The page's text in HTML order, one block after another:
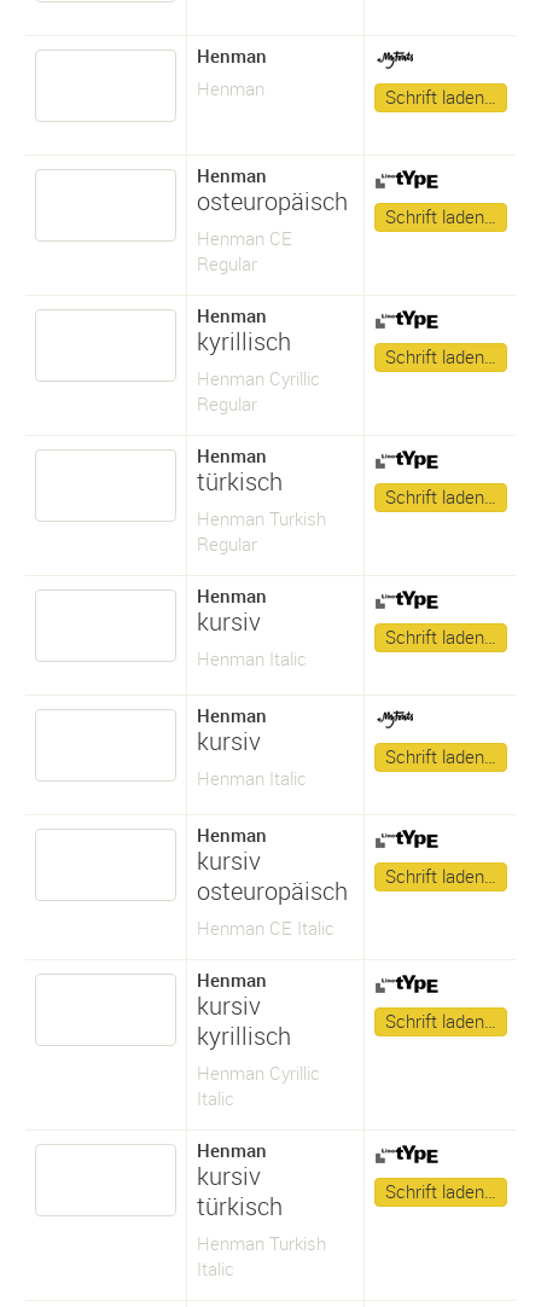
Henman
Henman
Schrift laden…
Henman
osteuropäisch
Henman CE
Regular
Schrift laden…
Henman
kyrillisch
Henman Cyrillic
Regular
Schrift laden…
Henman
türkisch
Henman Turkish
Regular
Schrift laden…
Henman
kursiv
Henman Italic
Schrift laden…
Henman
kursiv
Henman Italic
Schrift laden…
Henman
kursiv
osteuropäisch
Henman CE Italic
Schrift laden…
Henman
kursiv
kyrillisch
Henman Cyrillic
Italic
Schrift laden…
Henman
kursiv
türkisch
Henman Turkish
Italic
Schrift laden…